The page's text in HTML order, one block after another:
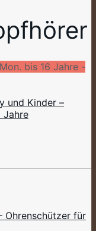
bis 16 Jahre -
und Kinder –
Jahre
Ohrenschützer für